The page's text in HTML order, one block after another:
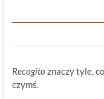
Recogito znaczy tyle,
czymś.